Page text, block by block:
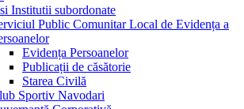
Institutii subordonate
Public Comunitar Local de Evidența a
Evidența Persoanelor
Publicații de căsătorie
Starea Civilă
Sportiv Navodari